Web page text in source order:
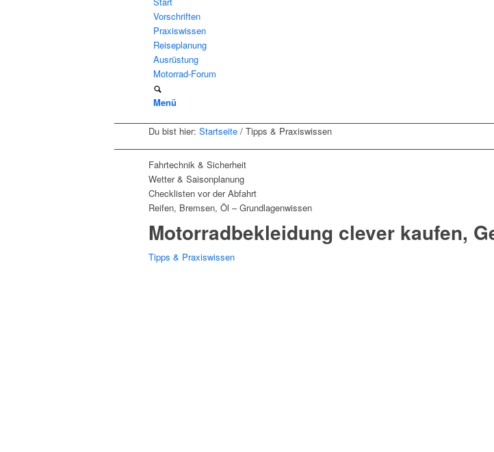
Vorschriften
Praxiswissen
Reiseplanung
Ausrüstung
Motorrad-Forum
Menü
Du bist hier: Startseite / Tipps & Praxiswissen
Fahrtechnik & Sicherheit
Wetter & Saisonplanung
Checklisten vor der Abfahrt
Reifen, Bremsen, Öl – Grundlagenwissen
Motorradbekleidung clever kaufen,
Tipps & Praxiswissen